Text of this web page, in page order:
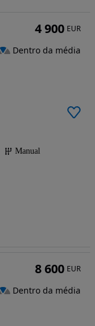
Manual
4 900 EUR
Dentro da média
8 600 EUR
Dentro da média